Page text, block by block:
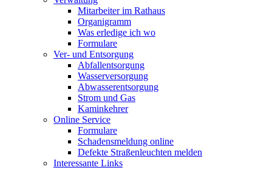
Mitarbeiter im Rathaus
Organigramm
Was erledige ich wo
Formulare
Ver- und Entsorgung
Abfallentsorgung
Wasserversorgung
Abwasserentsorgung
Strom und Gas
Kaminkehrer
Online Service
Formulare
Schadensmeldung online
Defekte Straßenleuchten melden
Interessante Links